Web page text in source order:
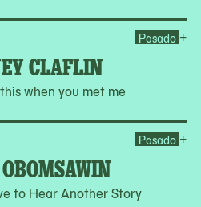
CLAFLIN
when you met me
Pasado +
to Hear Another Story
Pasado +